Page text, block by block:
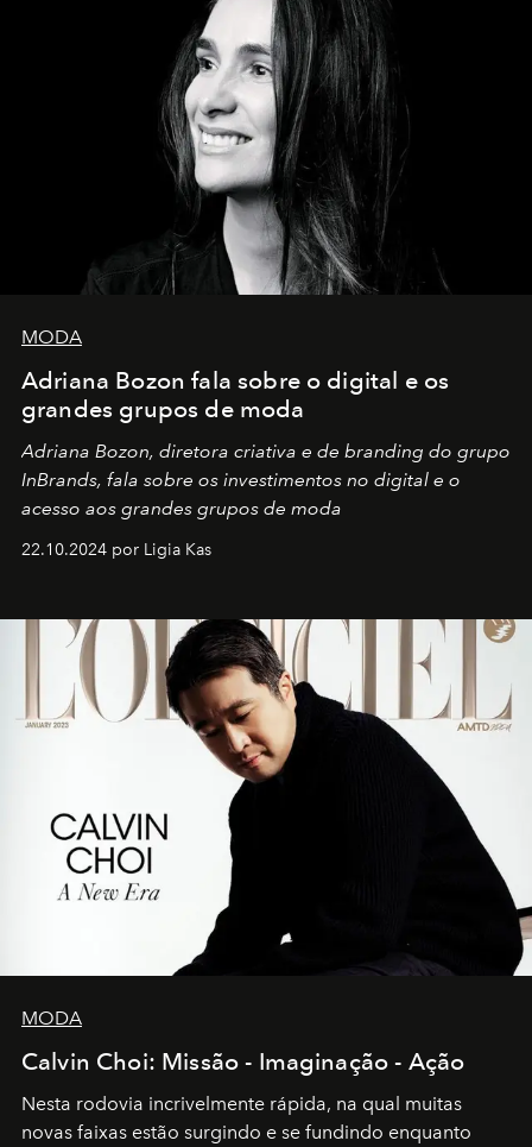
MODA
Adriana Bozon fala sobre o digital e os
grandes grupos de moda
Adriana Bozon, diretora criativa e de branding do grupo
InBrands, fala sobre os investimentos no digital e o
acesso aos grandes grupos de moda
22.10.2024 por Ligia Kas
MODA
Calvin Choi: Missão - Imaginação - Ação
Nesta rodovia incrivelmente rápida, na qual muitas
novas faixas estão surgindo e se fundindo enquanto